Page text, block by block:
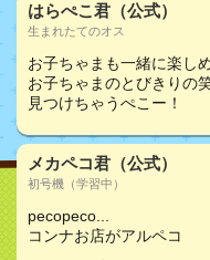
はらぺこ君（公式）
生まれたてのオス
お子ちゃまも一緒に楽し
お子ちゃまのとびきりの
見つけちゃうぺこー！
メカペコ君（公式）
初号機（学習中）
pecopeco...
コンナお店がアルペコ